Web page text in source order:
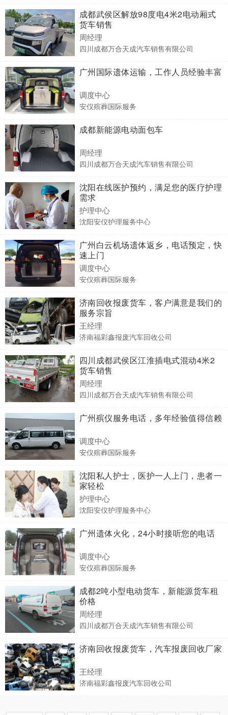
成都武侯区解放98度电4米2电动厢式
货车销售
周经理
四川成都万合天成汽车销售有限公司
广州国际遗体运输，工作人员经验丰富
调度中心
安仪殡葬国际服务
成都新能源电动面包车
周经理
四川成都万合天成汽车销售有限公司
沈阳在线医护预约，满足您的医疗护理
需求
护理中心
沈阳安仪护理服务中心
广州白云机场遗体返乡，电话预定，快
速上门
调度中心
安仪殡葬国际服务
济南回收报废货车，客户满意是我们的
服务宗旨
王经理
济南福彩鑫报废汽车回收公司
四川成都武侯区江淮插电式混动4米2
货车销售
周经理
四川成都万合天成汽车销售有限公司
广州殡仪服务电话，多年经验值得信赖
调度中心
安仪殡葬国际服务
沈阳私人护士，医护一人上门，患者一
家轻松
护理中心
沈阳安仪护理服务中心
广州遗体火化，24小时接听您的电话
调度中心
安仪殡葬国际服务
成都2吨小型电动货车，新能源货车租
价格
周经理
四川成都万合天成汽车销售有限公司
济南回收报废货车，汽车报废回收厂家
王经理
济南福彩鑫报废汽车回收公司